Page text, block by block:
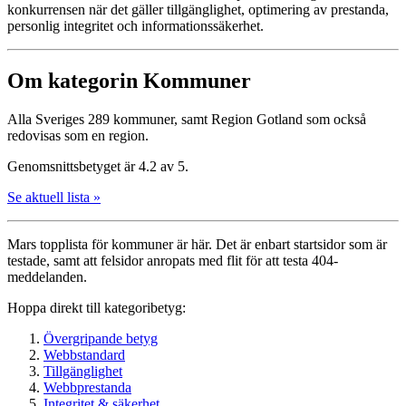
konkurrensen när det gäller tillgänglighet, optimering av prestanda,
personlig integritet och informationssäkerhet.
Om kategorin Kommuner
Alla Sveriges 289 kommuner, samt Region Gotland som också
redovisas som en region.
Genomsnittsbetyget är 4.2 av 5.
Se aktuell lista »
Mars topplista för kommuner är här. Det är enbart startsidor som är
testade, samt att felsidor anropats med flit för att testa 404-
meddelanden.
Hoppa direkt till kategoribetyg:
Övergripande betyg
Webbstandard
Tillgänglighet
Webbprestanda